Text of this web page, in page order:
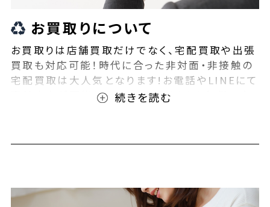
お買取りについて
お買取りは店舗買取だけでなく、宅配買取や出張
買取も対応可能！時代に合った非対面・非接触の
宅配買取は大人気となります!お電話やLINEにて
事前査定が可能となっております！また無料の宅